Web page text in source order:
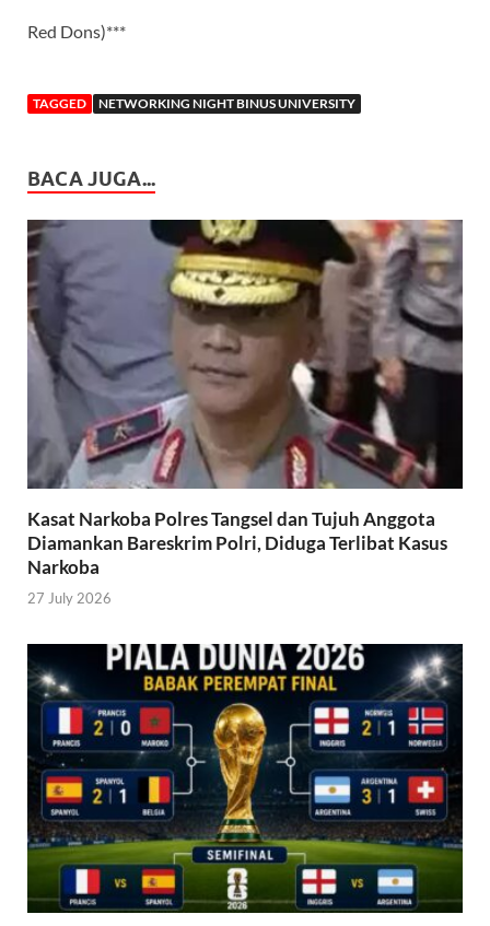
Red Dons)***
TAGGED NETWORKING NIGHT BINUS UNIVERSITY
BACA JUGA...
Kasat Narkoba Polres Tangsel dan Tujuh Anggota
Diamankan Bareskrim Polri, Diduga Terlibat Kasus
Narkoba
27 July 2026